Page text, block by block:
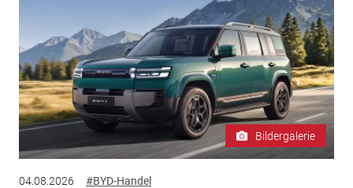
Bildergalerie
04.08.2026 #BYD-Handel